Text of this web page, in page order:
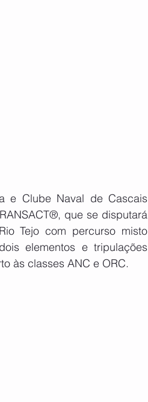
e Clube Naval de Cascais
que se disputará
Tejo com percurso misto
elementos e tripulações
às classes ANC e ORC.